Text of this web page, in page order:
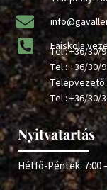
Faiskola
Tel.:+36/30/
Tel.:+36/30/
Tel.:+36/30/
Nyitvatartás
Hétfő-Péntek: 7:00